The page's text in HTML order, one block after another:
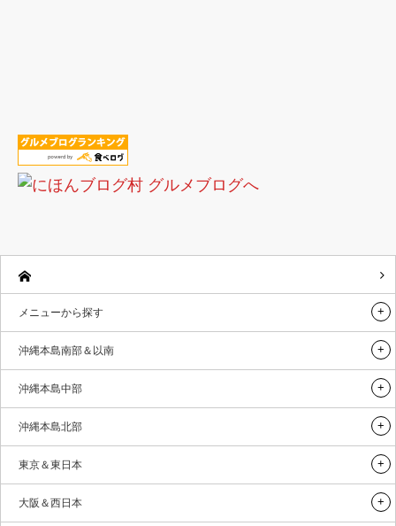
メニューから探す
沖縄本島南部＆以南
沖縄本島中部
沖縄本島北部
東京＆東日本
大阪＆西日本